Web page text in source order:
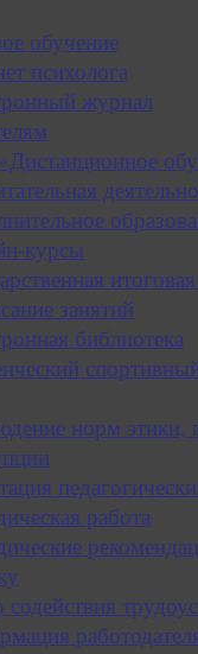
обучение
психолога
журнал
курсы
занятий
библиотека
норм этики,
работа